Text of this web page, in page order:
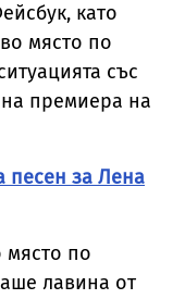
като
място по
със
премиера на
песен за Лена
място по
лавина от